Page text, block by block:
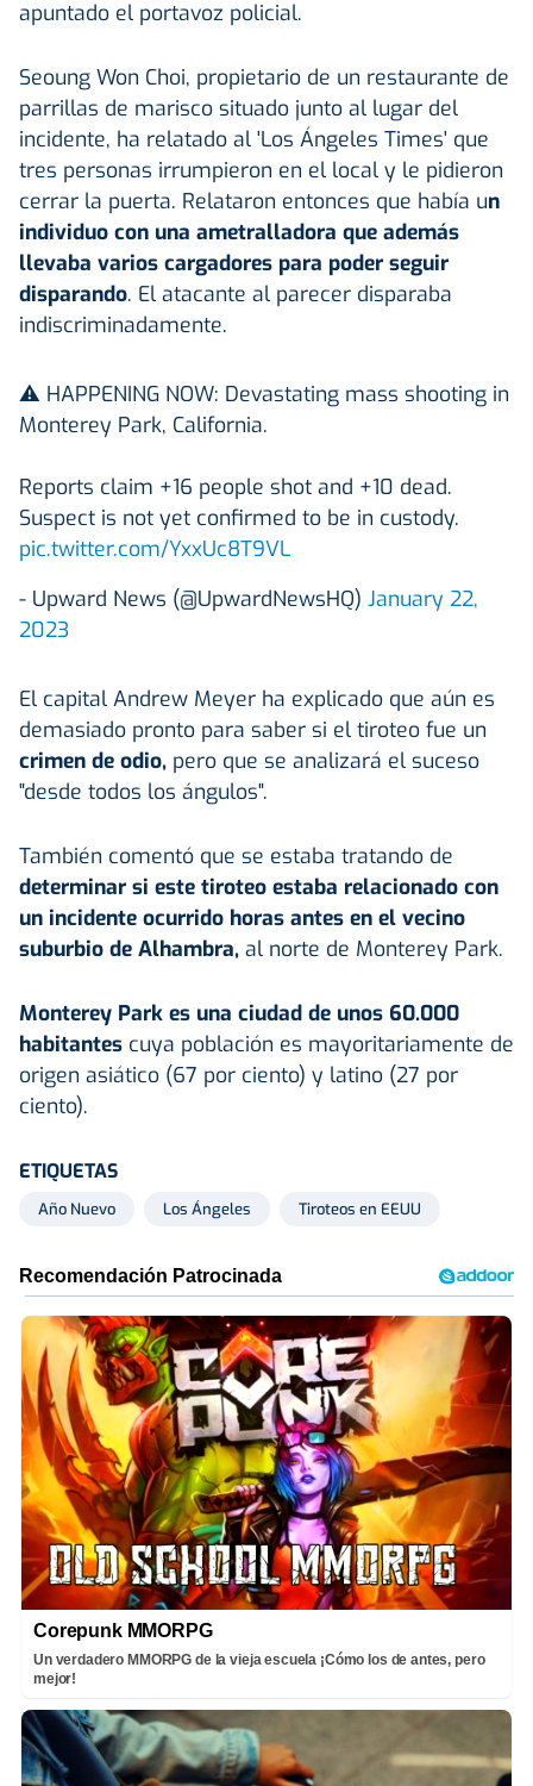
apuntado el portavoz policial.
Seoung Won Choi, propietario de un restaurante de
parrillas de marisco situado junto al lugar del
incidente, ha relatado al 'Los Ángeles Times' que
tres personas irrumpieron en el local y le pidieron
cerrar la puerta. Relataron entonces que había un
individuo con una ametralladora que además
llevaba varios cargadores para poder seguir
disparando. El atacante al parecer disparaba
indiscriminadamente.
⚠️ HAPPENING NOW: Devastating mass shooting in
Monterey Park, California.
Reports claim +16 people shot and +10 dead.
Suspect is not yet confirmed to be in custody.
pic.twitter.com/YxxUc8T9VL
- Upward News (@UpwardNewsHQ) January 22,
2023
El capital Andrew Meyer ha explicado que aún es
demasiado pronto para saber si el tiroteo fue un
crimen de odio, pero que se analizará el suceso
"desde todos los ángulos".
También comentó que se estaba tratando de
determinar si este tiroteo estaba relacionado con
un incidente ocurrido horas antes en el vecino
suburbio de Alhambra, al norte de Monterey Park.
Monterey Park es una ciudad de unos 60.000
habitantes cuya población es mayoritariamente de
origen asiático (67 por ciento) y latino (27 por
ciento).
ETIQUETAS
Año Nuevo Los Ángeles Tiroteos en EEUU
Corepunk MMORPG
Un verdadero MMORPG de la vieja escuela ¡Cómo los de antes, pero
mejor!